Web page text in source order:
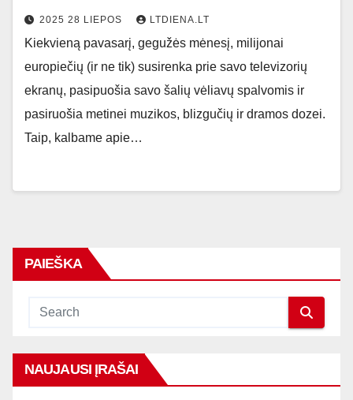
2025 28 LIEPOS LTDIENA.LT
Kiekvieną pavasarį, gegužės mėnesį, milijonai
europiečių (ir ne tik) susirenka prie savo televizorių
ekranų, pasipuošia savo šalių vėliavų spalvomis ir
pasiruošia metinei muzikos, blizgučių ir dramos dozei.
Taip, kalbame apie…
PAIEŠKA
NAUJAUSI ĮRAŠAI